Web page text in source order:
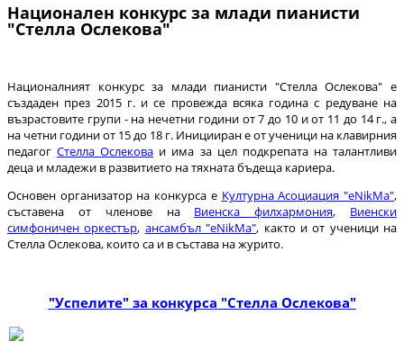
Национален конкурс за млади пианисти
"Стелла Ослекова"
Националният конкурс за млади пианисти "Стелла Ослекова" е
създаден през 2015 г. и се провежда всяка година с редуване на
възрастовите групи - на нечетни години от 7 до 10 и от 11 до 14 г., а
на четни години от 15 до 18 г. Иницииран е от ученици на клавирния
педагогСтелла Ослекова и има за цел подкрепата на талантливи
деца и младежи в развитието на тяхната бъдеща кариера.
Основен организатор на конкурса е Kултурна Aсоциация "eNikMa",
съставена от членове на Виенска филхармония, Виенски
симфоничен оркестър, ансамбъл "eNikMa", както и от ученици на
Стелла Ослекова, които са и в състава на журито.
"Успелите" за конкурса "Стелла Ослекова"